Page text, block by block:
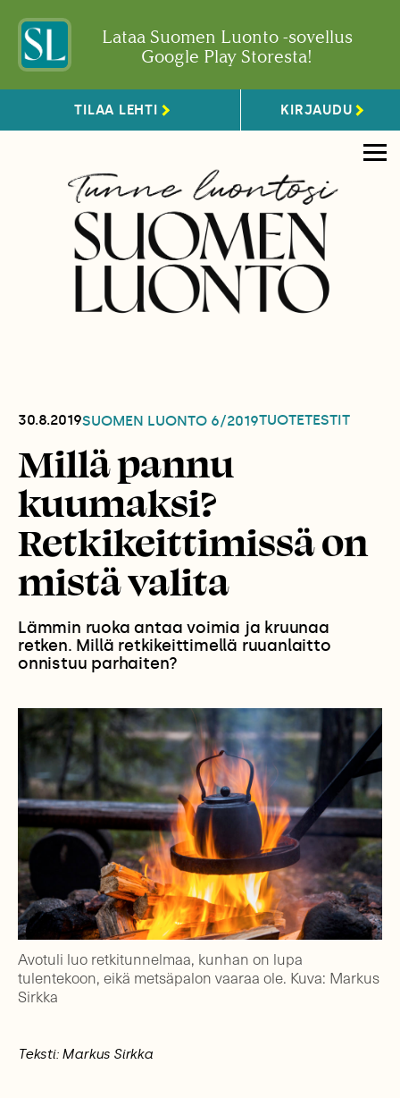
Lataa Suomen Luonto -sovellus
Google Play Storesta!
TILAA LEHTI KIRJAUDU
30.8.2019SUOMEN LUONTO 6/2019TUOTETESTIT
Millä pannu
kuumaksi?
Retkikeittimissä on
mistä valita
Lämmin ruoka antaa voimia ja kruunaa
retken. Millä retkikeittimellä ruuanlaitto
onnistuu parhaiten?
Avotuli luo retkitunnelmaa, kunhan on lupa
tulentekoon, eikä metsäpalon vaaraa ole. Kuva: Markus
Sirkka
Teksti: Markus Sirkka